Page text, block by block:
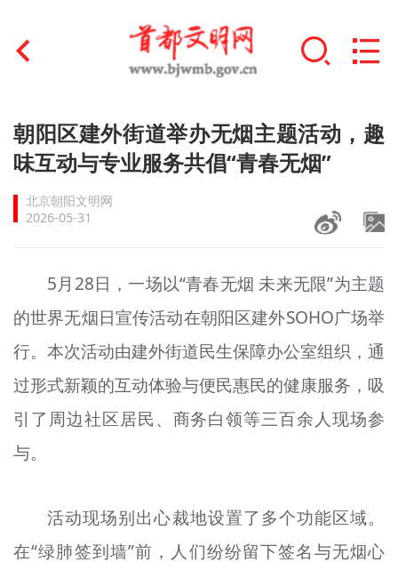
首页
文明创建
文明实践
未成年人思想道德建设
榜样人物
+
身边好人
文明评论
北京宣传文化引导基金
宣传思想文化人才
专题
朝阳区建外街道举办无烟主题活动，趣
味互动与专业服务共倡“青春无烟”
北京朝阳文明网
2026-05-31
5月28日，一场以“青春无烟 未来无限”为主题
的世界无烟日宣传活动在朝阳区建外SOHO广场举
行。本次活动由建外街道民生保障办公室组织，通
过形式新颖的互动体验与便民惠民的健康服务，吸
引了周边社区居民、商务白领等三百余人现场参
与。
活动现场别出心裁地设置了多个功能区域。
在“绿肺签到墙”前，人们纷纷留下签名与无烟心